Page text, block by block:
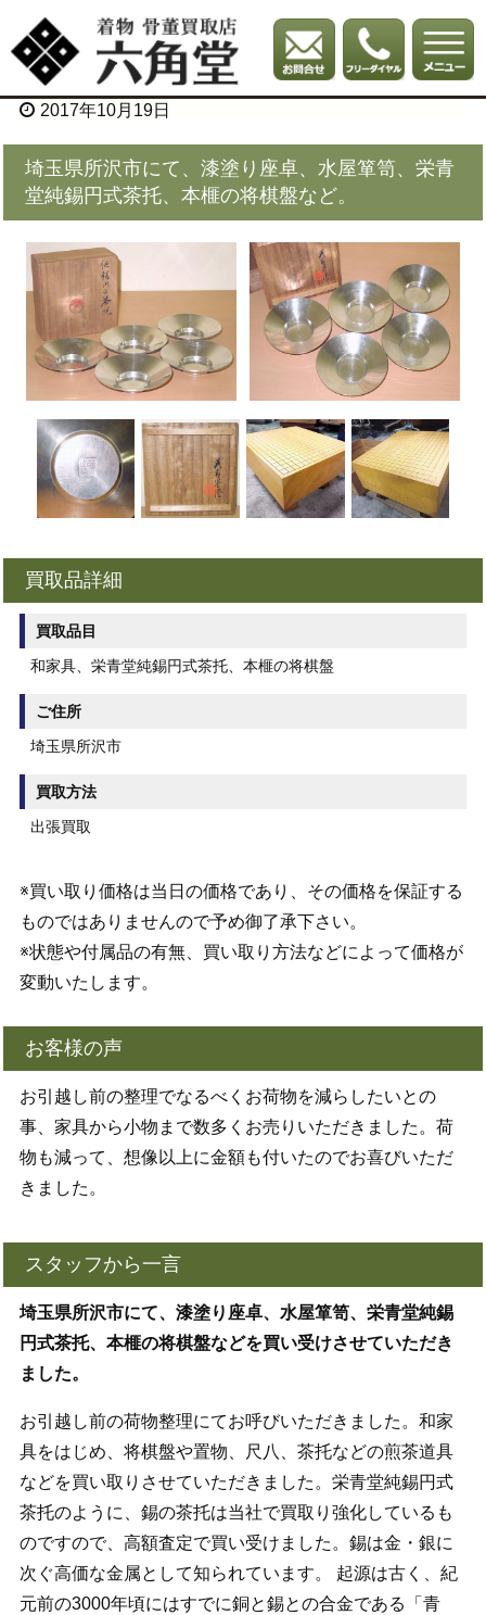
2017年10月19日
埼玉県所沢市にて、漆塗り座卓、水屋箪笥、栄青
堂純錫円式茶托、本榧の将棋盤など。
買取品詳細
買取品目
和家具、栄青堂純錫円式茶托、本榧の将棋盤
ご住所
埼玉県所沢市
買取方法
出張買取
※買い取り価格は当日の価格であり、その価格を保証する
ものではありませんので予め御了承下さい。
※状態や付属品の有無、買い取り方法などによって価格が
変動いたします。
お客様の声
お引越し前の整理でなるべくお荷物を減らしたいとの
事、家具から小物まで数多くお売りいただきました。荷
物も減って、想像以上に金額も付いたのでお喜びいただ
きました。
スタッフから一言
埼玉県所沢市にて、漆塗り座卓、水屋箪笥、栄青堂純錫
円式茶托、本榧の将棋盤などを買い受けさせていただき
ました。
お引越し前の荷物整理にてお呼びいただきました。和家
具をはじめ、将棋盤や置物、尺八、茶托などの煎茶道具
などを買い取りさせていただきました。栄青堂純錫円式
茶托のように、錫の茶托は当社で買取り強化しているも
のですので、高額査定で買い受けました。錫は金・銀に
次ぐ高価な金属として知られています。 起源は古く、紀
元前の3000年頃にはすでに銅と錫との合金である「青